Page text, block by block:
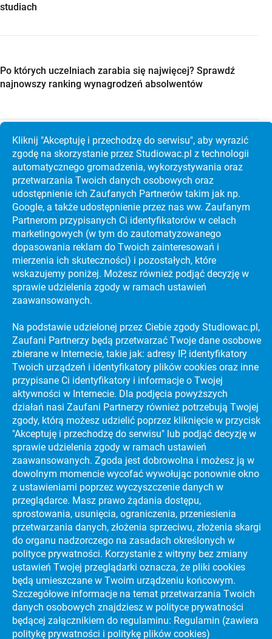
studiach
Po których uczelniach zarabia się najwięcej? Sprawdź
najnowszy ranking wynagrodzeń absolwentów
Studia w Holandii po maturze? Sprawdź Maastricht
University, koszty i rekrutację krok po kroku
KATALOG UCZELNI WYŻSZYCH
PREVIEW SECTION
PORADNIKI
NAJLEPSZE UCZELNIE WYŻSZE NA ŚWIECIE
PORADNIKI
EFEKTYWNA NAUKA
PORADNIKI
JAK ZDAĆ MATURĘ?
PORADNIKI
CIEKAWE KIERUNKI STUDIÓW
PORADNIKI
DARMOWY KURS MATURALNY!
PORADNIKI
STRES NA MATURZE
ZOBACZ KATALOG UCZELNI WYŻSZYCH I
BAZĘ KIERUNKÓW STUDIÓW:
o nas
kontakt
Kliknij "Akceptuję i przechodzę do serwisu", aby wyrazić
zgodę na skorzystanie przez Studiowac.pl z technologii
automatycznego gromadzenia, wykorzystywania oraz
przetwarzania Twoich danych osobowych oraz
udostępnienie ich Zaufanych Partnerów takim jak np.
Google, a także udostępnienie przez nas ww. Zaufanym
Partnerom przypisanych Ci identyfikatorów w celach
marketingowych (w tym do zautoma­tyzo­wanego
dopasowania reklam do Twoich zainteresowań i
mierzenia ich skuteczności) i pozostałych, które
wskazujemy poniżej. Możesz również podjąć decyzję w
sprawie udzielenia zgody w ramach ustawień
zaawansowanych.
Na podstawie udzielonej przez Ciebie zgody Studiowac.pl,
Zaufani Partnerzy będą przetwarzać Twoje dane osobowe
zbierane w Internecie, takie jak: adresy IP, identyfikatory
Twoich urządzeń i identyfikatory plików cookies oraz inne
przypisane Ci identyfikatory i informacje o Twojej
aktywności w Internecie. Dla podjęcia powyższych
działań nasi Zaufani Partnerzy również potrzebują Twojej
zgody, którą możesz udzielić poprzez kliknięcie w przycisk
"Akceptuję i przechodzę do serwisu" lub podjąć decyzję w
sprawie udzielenia zgody w ramach ustawień
zaawansowanych. Zgoda jest dobrowolna i możesz ją w
dowolnym momencie wycofać wywołując ponownie okno
z ustawieniami poprzez wyczyszczenie danych w
przeglądarce. Masz prawo żądania dostępu,
sprostowania, usunięcia, ograniczenia, przeniesienia
przetwarzania danych, złożenia sprzeciwu, złożenia skargi
do organu nadzorczego na zasadach określonych w
polityce prywatności. Korzystanie z witryny bez zmiany
ustawień Twojej przeglądarki oznacza, że pliki cookies
będą umieszczane w Twoim urządzeniu końcowym.
Szczegółowe informacje na temat przetwarzania Twoich
danych osobowych znajdziesz w polityce prywatności
będącej załącznikiem do regulaminu: Regulamin (zawiera
politykę prywatności i politykę plików cookies)